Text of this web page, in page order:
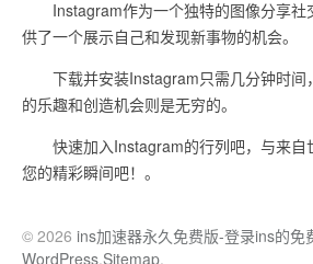
Instagram作为一个独特的图像分享社
供了一个展示自己和发现新事物的机会。
下载并安装Instagram只需几分钟时间
的乐趣和创造机会则是无穷的。
快速加入Instagram的行列吧，与来自
您的精彩瞬间吧！。
© 2026 ins加速器永久免费版-登录ins的免
WordPress.Sitemap.